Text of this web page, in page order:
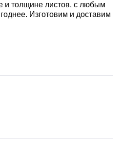
и толщине листов, с любым
Изготовим и доставим